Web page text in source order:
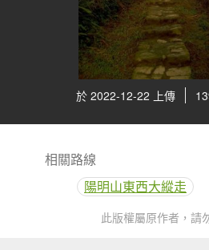
於 2022-12-22 上傳
相關路線
陽明山東西大縱走
此版權屬原作者，請